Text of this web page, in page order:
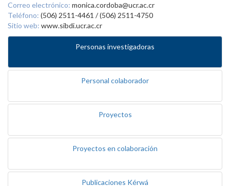
Correo electrónico: monica.cordoba@ucr.ac.cr
Teléfono: (506) 2511-4461 / (506) 2511-4750
Sitio web: www.sibdi.ucr.ac.cr
Personas investigadoras
Personal colaborador
Proyectos
Proyectos en colaboración
Publicaciones Kérwá